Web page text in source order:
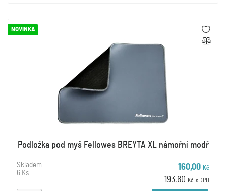
NOVINKA
Podložka pod myš Fellowes BREYTA XL námořní modř
Skladem
6 Ks
160,00 Kč
193,60 Kč s DPH